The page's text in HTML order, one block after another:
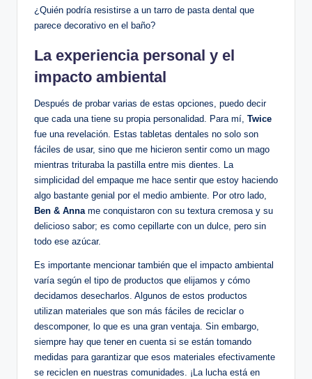
¿Quién podría resistirse a un tarro de pasta dental que
parece decorativo en el baño?
La experiencia personal y el
impacto ambiental
Después de probar varias de estas opciones, puedo decir
que cada una tiene su propia personalidad. Para mí, Twice
fue una revelación. Estas tabletas dentales no solo son
fáciles de usar, sino que me hicieron sentir como un mago
mientras trituraba la pastilla entre mis dientes. La
simplicidad del empaque me hace sentir que estoy haciendo
algo bastante genial por el medio ambiente. Por otro lado,
Ben & Anname conquistaron con su textura cremosa y su
delicioso sabor; es como cepillarte con un dulce, pero sin
todo ese azúcar.
Es importante mencionar también que el impacto ambiental
varía según el tipo de productos que elijamos y cómo
decidamos desecharlos. Algunos de estos productos
utilizan materiales que son más fáciles de reciclar o
descomponer, lo que es una gran ventaja. Sin embargo,
siempre hay que tener en cuenta si se están tomando
medidas para garantizar que esos materiales efectivamente
se reciclen en nuestras comunidades. ¡La lucha está en